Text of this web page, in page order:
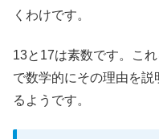
くわけです。
13と17は素数です。こ
で数学的にその理由を
るようです。